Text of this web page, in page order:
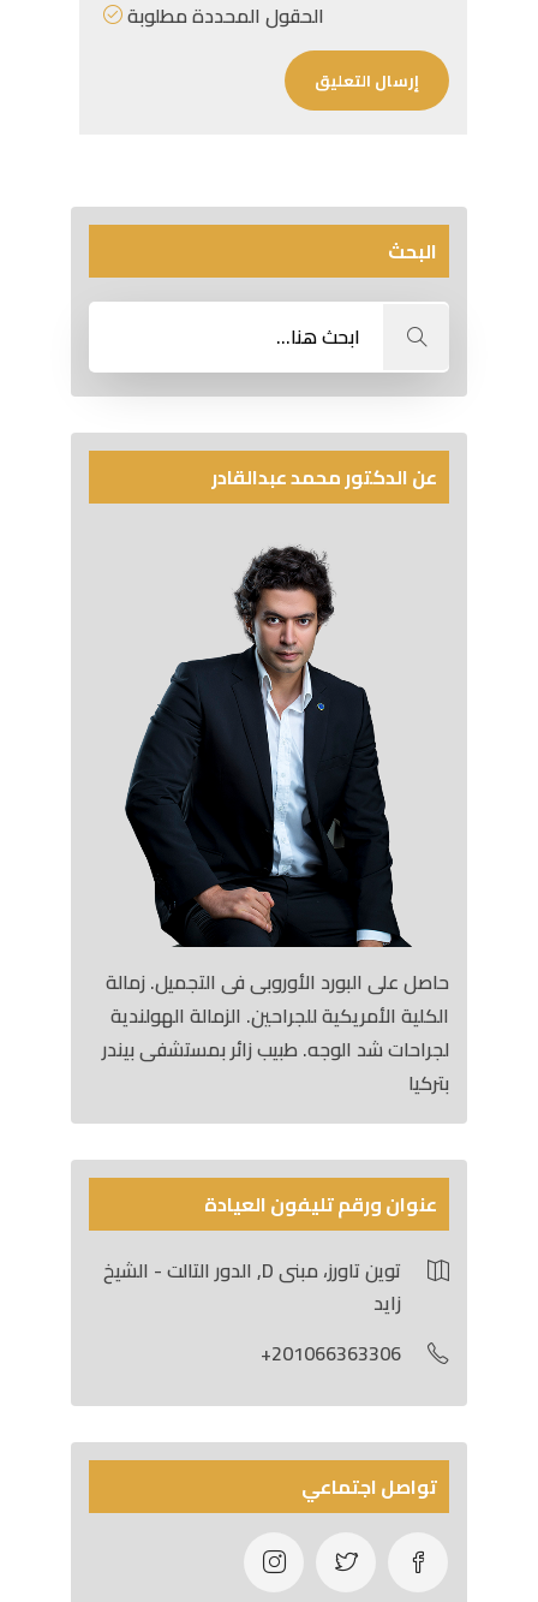
الحقول المحددة مطلوبة
البحث
عن الدكتور محمد عبدالقادر
حاصل على البورد الأوروبى فى التجميل. زمالة
الكلية الأمريكية للجراحين. الزمالة الهولندية
لجراحات شد الوجه. طبيب زائر بمستشفى بيندر
بتركيا
عنوان ورقم تليفون العيادة
توين تاورز، مبنى D, الدور التالت - الشيخ
زايد
201066363306+
تواصل اجتماعي